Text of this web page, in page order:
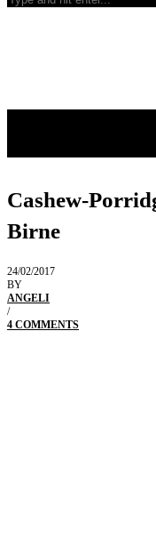
Cashew-
Birne
24/02/2017
BY
ANGELI
/
4 COMMENTS